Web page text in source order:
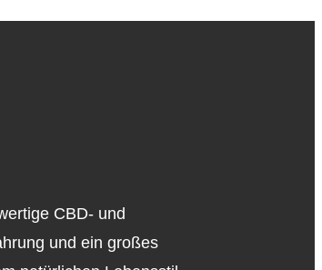
CBD- und
und ein großes